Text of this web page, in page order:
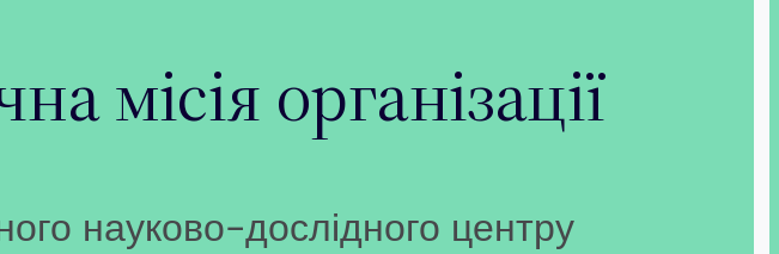
місія організації
науково-дослідного центру